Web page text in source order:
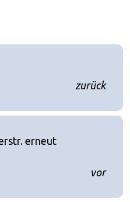
zurück
erneut
vor